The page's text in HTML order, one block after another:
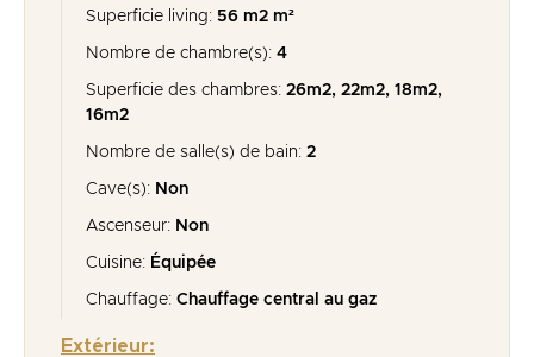
Superficie living: 56 m2 m²
Nombre de chambre(s): 4
Superficie des chambres: 26m2, 22m2, 18m2,
16m2
Nombre de salle(s) de bain: 2
Cave(s): Non
Ascenseur: Non
Cuisine: Équipée
Chauffage: Chauffage central au gaz
Extérieur: